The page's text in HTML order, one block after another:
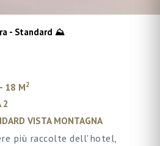
- Standard ⛰
18 M2
2
VISTA MONTAGNA
più raccolte dell'hotel,